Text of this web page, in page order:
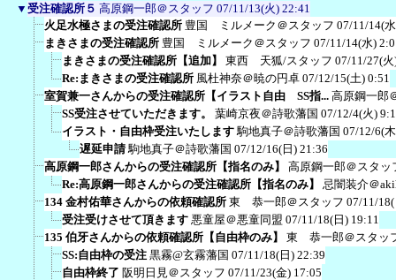
▼ 受注確認所５ 高原鋼一郎＠スタッフ 07/11/13(火) 22:41
火足水極さまの受注確認所 豊国 ミルメーク＠スタッフ 07/11/14(
まきさまの受注確認所 豊国 ミルメーク＠スタッフ 07/11/14(水)
まきさまの受注確認所【追加】
東西 天狐/スタッフ 07/11/27(
Re:まきさまの受注確認所 風杜神奈＠暁の円卓 07/12/15(土) 0:51
室賀兼一さんからの受注確認所【イラスト自由 SS指... 高原鋼一郎
SS受注させていただきます。
葉崎京夜＠詩歌藩国 07/12/4(火)
イラスト・自由枠受注いたします 駒地真子＠詩歌藩国 07/12/6(
遅延申請 駒地真子＠詩歌藩国 07/12/16(日) 21:36
高原鋼一郎さんからの受注確認所【指名のみ】
高原鋼一郎＠スタッ
Re:高原鋼一郎さんからの受注確認所【指名のみ】
忌闇装介＠
134 金村佑華さんからの依頼確認所 東 恭一郎＠スタッフ 07/11/
受注受けさせて頂きます 悪童屋＠悪童同盟 07/11/18(日) 19:11
135 伯牙さんからの依頼確認所【自由枠のみ】
東 恭一郎＠スタッ
SS:自由枠の受注 黒霧@玄霧藩国 07/11/18(日) 22:39
自由枠終了 阪明日見＠スタッフ 07/11/23(金) 17:05